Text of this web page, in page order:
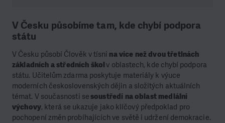
V Česku působíme tam, kde chybí podpora
státu
V Česku působí Člověk v tísni na více než dvou třetinách
základních a středních školv oblastech, kde chybí podpora
státu. Učitelům zdarma poskytuje materiály k výuce
moderních československých dějin a složitých aktuálních
témat. V současnosti sesoustředí na oblast mediální
výchovy, která se ukazuje jako klíčový předpoklad pro
pochopení změn probíhajících ve světě i udržení demokracie.